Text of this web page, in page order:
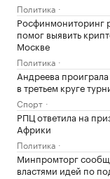
Политика
Росфинмониторинг
помог выявить
Москве
Политика
Андреева
в третьем круге
Спорт
РПЦ ответила на
Африки
Политика
Минпромторг
властями идей по